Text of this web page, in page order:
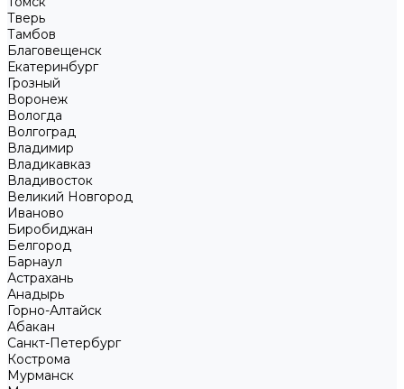
Тверь
Тамбов
Благовещенск
Екатеринбург
Грозный
Воронеж
Вологда
Волгоград
Владимир
Владикавказ
Владивосток
Великий Новгород
Иваново
Биробиджан
Белгород
Барнаул
Астрахань
Анадырь
Горно-Алтайск
Абакан
Санкт-Петербург
Кострома
Мурманск